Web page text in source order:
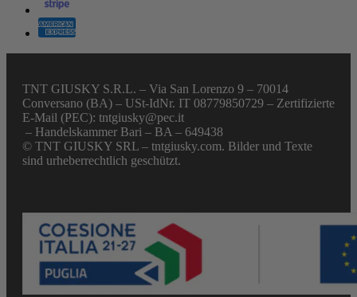
TNT GIUSKY S.R.L. – Via San Lorenzo 9 – 70014
Conversano (BA) – USt-IdNr. IT 08779850729 – Zertifizierte
E-Mail (PEC): tntgiusky@pec.it
– Handelskammer Bari – BA – 649438
© TNT GIUSKY SRL – tntgiusky.com. Bilder und Texte
sind urheberrechtlich geschützt.